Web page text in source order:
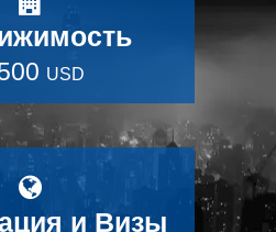
USD
и Визы